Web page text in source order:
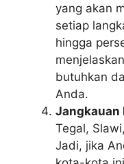
yang akan
setiap
hingga
butuhkan
Anda.
Jangkauan
Tegal,
Jadi, jika